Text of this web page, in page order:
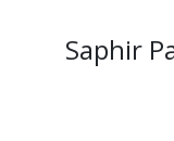
Saphir